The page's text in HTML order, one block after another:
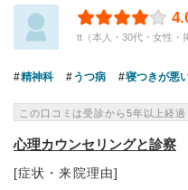
tt（本人・30代・女性・
精神科 うつ病 寝つきが悪
この口コミは受診から5年以上経過
心理カウンセリングと診察
[症状・来院理由]